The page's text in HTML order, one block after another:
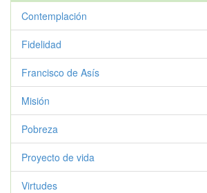
Contemplación
Fidelidad
Francisco de Asís
Misión
Pobreza
Proyecto de vida
Virtudes